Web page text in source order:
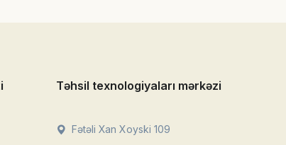
Təhsil texnologiyaları mərkəzi
Fətəli Xan Xoyski 109